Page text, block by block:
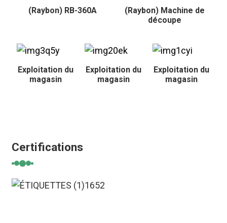
(Raybon) RB-360A
(Raybon) Machine de
découpe
Exploitation du
magasin
Exploitation du
magasin
Exploitation du
magasin
Certifications